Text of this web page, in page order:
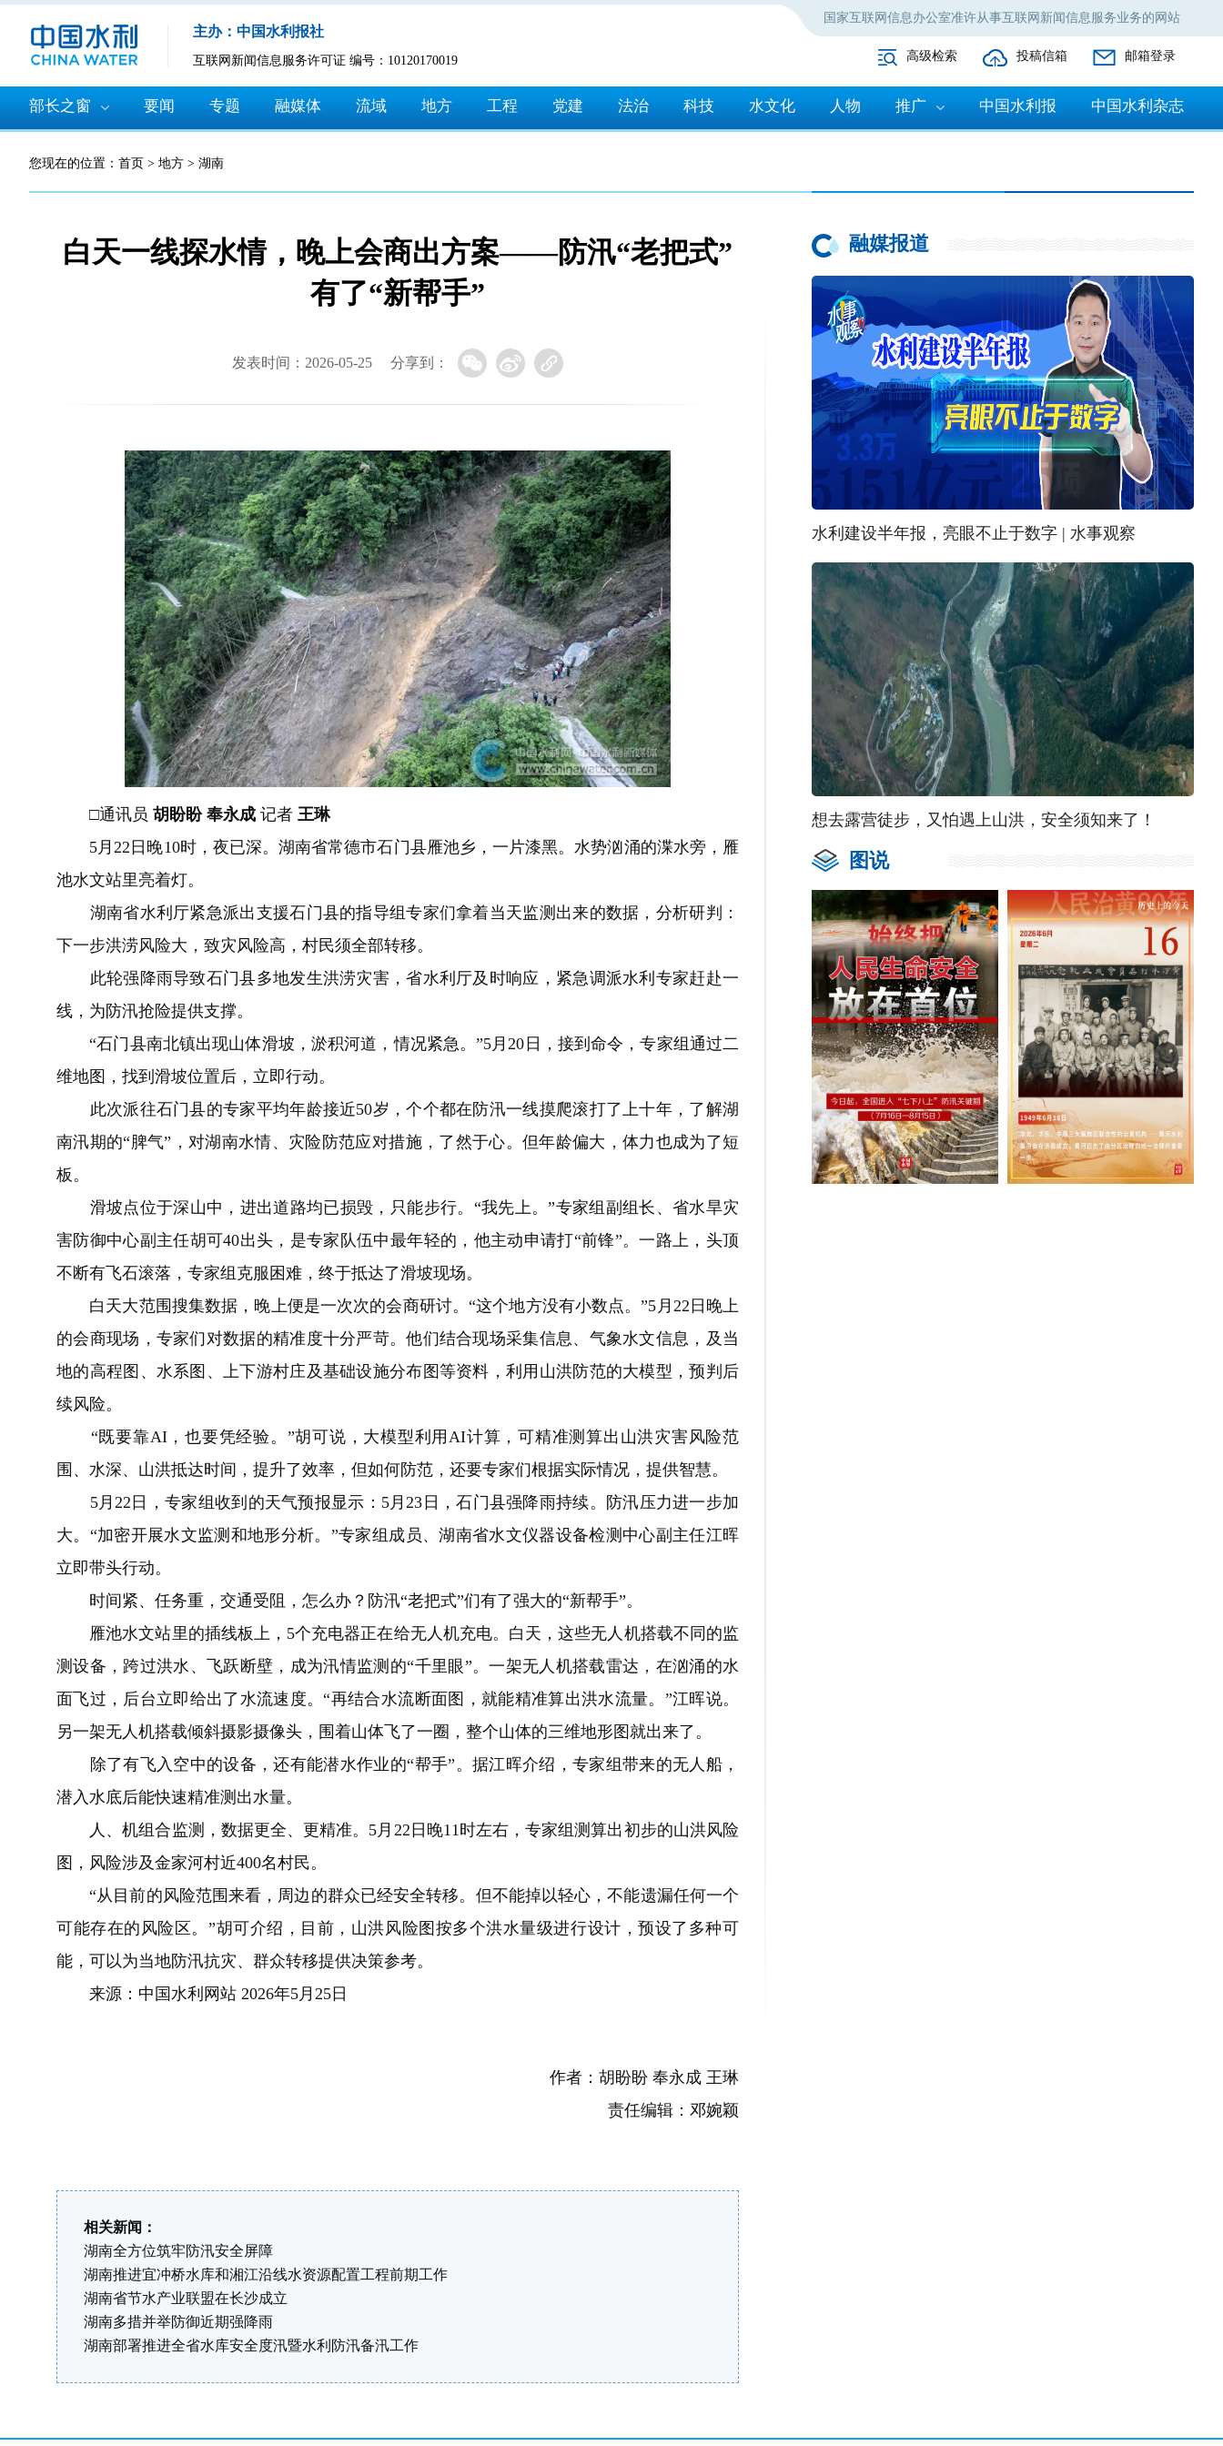
国家互联网信息办公室准许从事互联网新闻信息服务业务的网站
主办：中国水利报社
互联网新闻信息服务许可证 编号：10120170019 高级检索 投稿信箱 邮箱登录
部长之窗 要闻 专题 融媒体 流域 地方 工程 党建 法治 科技 水文化 人物 推广 中国水利报 中国水利杂志
您现在的位置： 首页 > 地方 > 湖南
白天一线探水情，晚上会商出方案——防汛“老把式”
有了“新帮手”
发表时间：2026-05-25 分享到：
□通讯员 胡盼盼 奉永成 记者 王琳
5月22日晚10时，夜已深。湖南省常德市石门县雁池乡，一片漆黑。水势汹涌的渫水旁，雁
池水文站里亮着灯。
湖南省水利厅紧急派出支援石门县的指导组专家们拿着当天监测出来的数据，分析研判：
下一步洪涝风险大，致灾风险高，村民须全部转移。
此轮强降雨导致石门县多地发生洪涝灾害，省水利厅及时响应，紧急调派水利专家赶赴一
线，为防汛抢险提供支撑。
“石门县南北镇出现山体滑坡，淤积河道，情况紧急。”5月20日，接到命令，专家组通过二
维地图，找到滑坡位置后，立即行动。
此次派往石门县的专家平均年龄接近50岁，个个都在防汛一线摸爬滚打了上十年，了解湖
南汛期的“脾气”，对湖南水情、灾险防范应对措施，了然于心。但年龄偏大，体力也成为了短
板。
滑坡点位于深山中，进出道路均已损毁，只能步行。“我先上。”专家组副组长、省水旱灾
害防御中心副主任胡可40出头，是专家队伍中最年轻的，他主动申请打“前锋”。一路上，头顶
不断有飞石滚落，专家组克服困难，终于抵达了滑坡现场。
白天大范围搜集数据，晚上便是一次次的会商研讨。“这个地方没有小数点。”5月22日晚上
的会商现场，专家们对数据的精准度十分严苛。他们结合现场采集信息、气象水文信息，及当
地的高程图、水系图、上下游村庄及基础设施分布图等资料，利用山洪防范的大模型，预判后
续风险。
“既要靠AI，也要凭经验。”胡可说，大模型利用AI计算，可精准测算出山洪灾害风险范
围、水深、山洪抵达时间，提升了效率，但如何防范，还要专家们根据实际情况，提供智慧。
5月22日，专家组收到的天气预报显示：5月23日，石门县强降雨持续。防汛压力进一步加
大。“加密开展水文监测和地形分析。”专家组成员、湖南省水文仪器设备检测中心副主任江晖
立即带头行动。
时间紧、任务重，交通受阻，怎么办？防汛“老把式”们有了强大的“新帮手”。
雁池水文站里的插线板上，5个充电器正在给无人机充电。白天，这些无人机搭载不同的监
测设备，跨过洪水、飞跃断壁，成为汛情监测的“千里眼”。一架无人机搭载雷达，在汹涌的水
面飞过，后台立即给出了水流速度。“再结合水流断面图，就能精准算出洪水流量。”江晖说。
另一架无人机搭载倾斜摄影摄像头，围着山体飞了一圈，整个山体的三维地形图就出来了。
除了有飞入空中的设备，还有能潜水作业的“帮手”。据江晖介绍，专家组带来的无人船，
潜入水底后能快速精准测出水量。
人、机组合监测，数据更全、更精准。5月22日晚11时左右，专家组测算出初步的山洪风险
图，风险涉及金家河村近400名村民。
“从目前的风险范围来看，周边的群众已经安全转移。但不能掉以轻心，不能遗漏任何一个
可能存在的风险区。”胡可介绍，目前，山洪风险图按多个洪水量级进行设计，预设了多种可
能，可以为当地防汛抗灾、群众转移提供决策参考。
来源：中国水利网站 2026年5月25日
作者：胡盼盼 奉永成 王琳
责任编辑：邓婉颖
相关新闻：
湖南全方位筑牢防汛安全屏障
湖南推进宜冲桥水库和湘江沿线水资源配置工程前期工作
湖南省节水产业联盟在长沙成立
湖南多措并举防御近期强降雨
湖南部署推进全省水库安全度汛暨水利防汛备汛工作
融媒报道
水利建设半年报，亮眼不止于数字 | 水事观察
想去露营徒步，又怕遇上山洪，安全须知来了！
图说